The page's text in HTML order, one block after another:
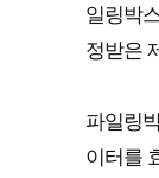
일링박
정받은
파일링
이터를